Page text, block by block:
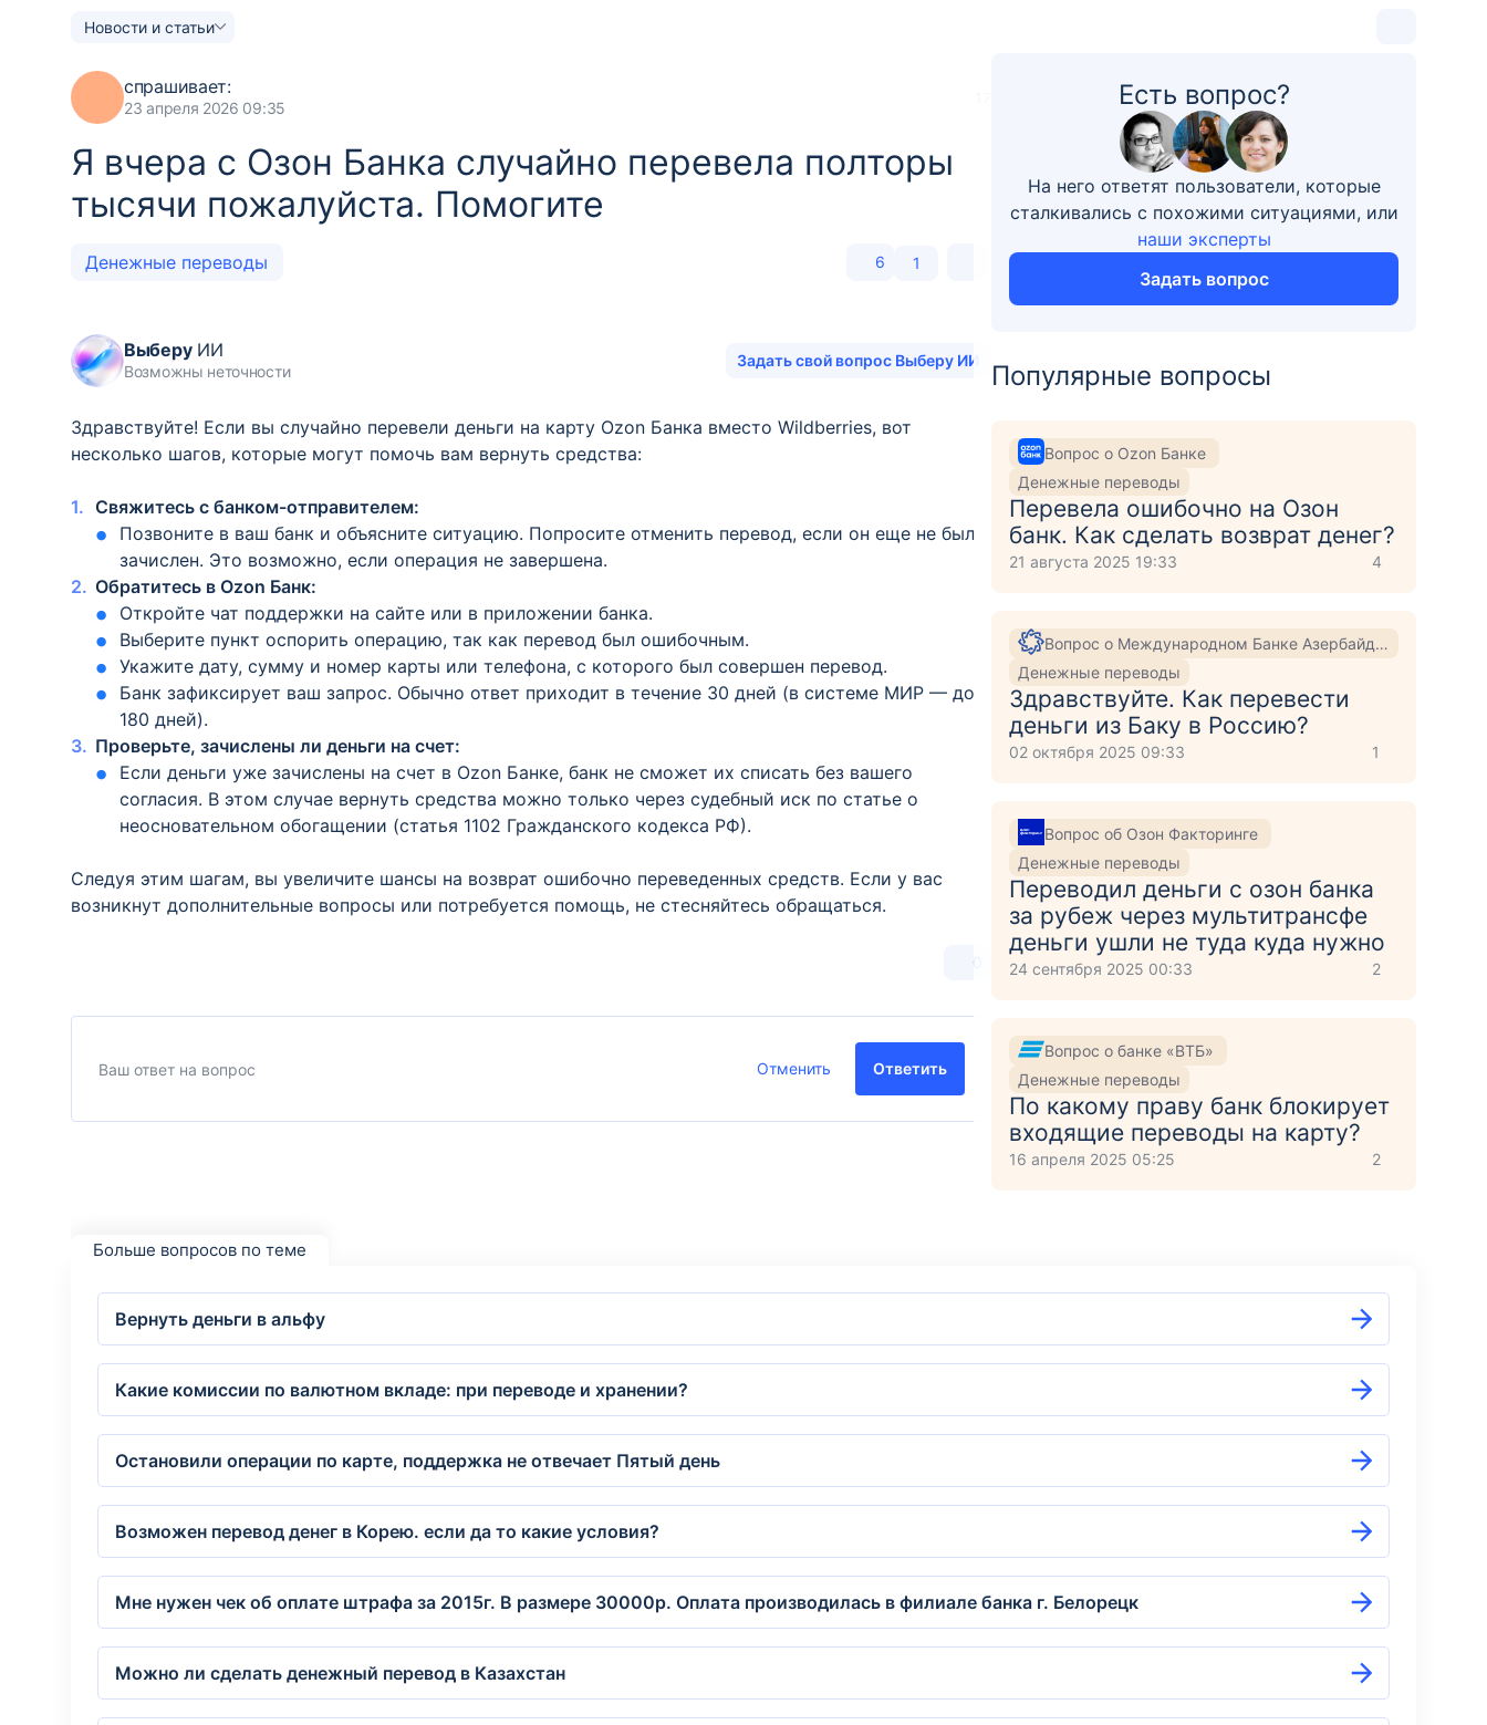
Новости и статьи
спрашивает:
23 апреля 2026 09:35
Я вчера с Озон Банка случайно перевела полторы
тысячи пожалуйста. Помогите
Денежные переводы 6 1
ВыберуИИ
Возможны неточности
Задать свой вопрос Выберу ИИ
Здравствуйте! Если вы случайно перевели деньги на карту Ozon Банка вместо Wildberries, вот
несколько шагов, которые могут помочь вам вернуть средства:
Свяжитесь с банком-отправителем:
Позвоните в ваш банк и объясните ситуацию. Попросите отменить перевод, если он еще не был
зачислен. Это возможно, если операция не завершена.
Обратитесь в Ozon Банк:
Откройте чат поддержки на сайте или в приложении банка.
Выберите пункт оспорить операцию, так как перевод был ошибочным.
Укажите дату, сумму и номер карты или телефона, с которого был совершен перевод.
Банк зафиксирует ваш запрос. Обычно ответ приходит в течение 30 дней (в системе МИР — до
180 дней).
Проверьте, зачислены ли деньги на счет:
Если деньги уже зачислены на счет в Ozon Банке, банк не сможет их списать без вашего
согласия. В этом случае вернуть средства можно только через судебный иск по статье о
неосновательном обогащении (статья 1102 Гражданского кодекса РФ).
Следуя этим шагам, вы увеличите шансы на возврат ошибочно переведенных средств. Если у вас
возникнут дополнительные вопросы или потребуется помощь, не стесняйтесь обращаться.
0
Отменить Ответить
Есть вопрос?
На него ответят пользователи, которые
сталкивались с похожими ситуациями, или
наши эксперты
Задать вопрос
Популярные вопросы
Вопрос о Ozon Банке
Денежные переводы
Перевела ошибочно на Озон
банк. Как сделать возврат денег?
21 августа 2025 19:33 4
Вопрос о Международном Банке Азербайджана
Денежные переводы
Здравствуйте. Как перевести
деньги из Баку в Россию?
02 октября 2025 09:33 1
Вопрос об Озон Факторинге
Денежные переводы
Переводил деньги с озон банка
за рубеж через мультитрансфе
деньги ушли не туда куда нужно
24 сентября 2025 00:33 2
Вопрос о банке «ВТБ»
Денежные переводы
По какому праву банк блокирует
входящие переводы на карту?
16 апреля 2025 05:25 2
Больше вопросов по теме
Вернуть деньги в альфу
Какие комиссии по валютном вкладе: при переводе и хранении?
Остановили операции по карте, поддержка не отвечает Пятый день
Возможен перевод денег в Корею. если да то какие условия?
Мне нужен чек об оплате штрафа за 2015г. В размере 30000р. Оплата производилась в филиале банка г. Белорецк
Можно ли сделать денежный перевод в Казахстан